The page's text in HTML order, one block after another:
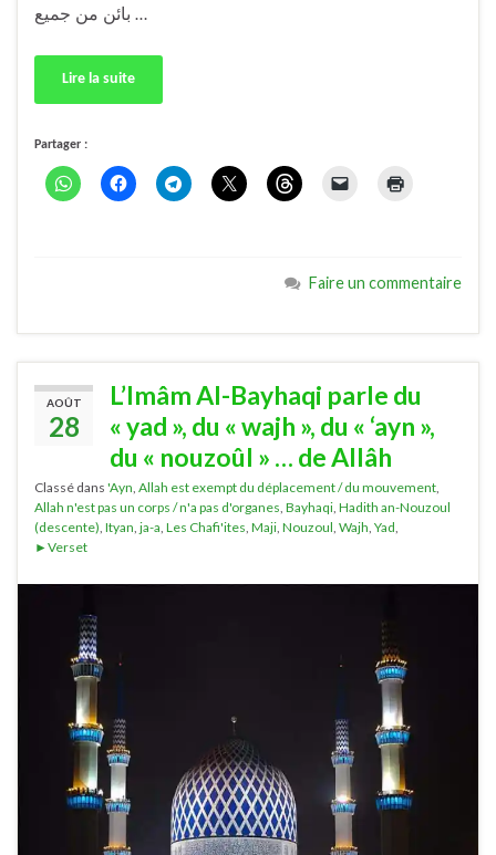
بائن من جميع …
Lire la suite
Partager :
Faire un commentaire
AOÛT
28
L’Imâm Al-Bayhaqi parle du
« yad », du « wajh », du « ‘ayn »,
du « nouzoûl » … de Allâh
Classé dans 'Ayn Allah est exempt du déplacement / du mouvement
Allah n'est pas un corps / n'a pas d'organes Bayhaqi Hadith an-Nouzoul
(descente) Ityan ja-a Les Chafi'ites Maji Nouzoul Wajh Yad
►Verset